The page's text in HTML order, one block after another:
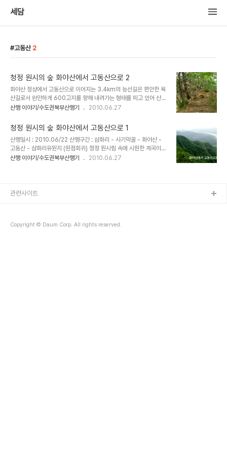
세담
고동산 2
청정 원시의 숲 화야산에서 고동산으로 2
화야산 정상에서 고동산으로 이어지는 3.4km의 능선길은 편안한 육
산길로서 완만하게 600고지를 향해 내려가는 형태를 띠고 있어 산책
하는 기분으로 가볍게 걸어가면 된다. 마음을 비우고 유유자적 느린 걸
아름다운 능선 길이다. 삼거리 안부에서 고동산으로 향하는 길은 시우
너한 그늘이 계속 된다. 잡풀이 무성한 헬기장을 지나고..... 금강송 군
락지를 지나며..... 완만한 오름을 이어가다 보면 고동산 정상이 가까워
온다. 푹신한 오솔길..... 용트림하는 거대한 소나무도 만나보고 걷다보
면..... 금새 고동산 정상에 당도한다. 고동산은 600미터의 낮은 산이
산행 이야기/수도권북부산행기 2010.06.27
청정 원시의 숲 화야산에서 고동산으로 1
산행일시 : 2010.06/22 산행구간 : 삼화리 - 사기막골 - 화야산 -
고동산 - 삼화리유원지 (원점회귀) 청정 원시림 속에 시원한 계곡이
숨어있는 화야산은 인적이 드물어 자연이 잘 보존되어 있으며 야생화
다. 삼화리 마을 회관에서 사기막방향으로 2km정도 진행하면 상수도
부로 내려가서도 아니..
산행 이야기/수도권북부산행기 2010.06.27
Copyright © Daum Corp. All rights reserved.
관련사이트